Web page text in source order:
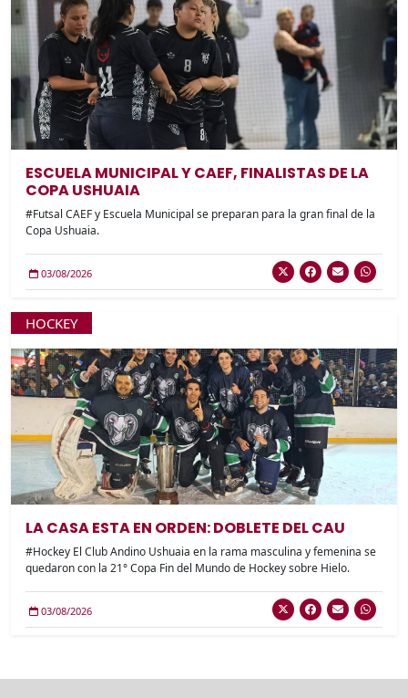
ESCUELA MUNICIPAL Y CAEF, FINALISTAS DE LA
COPA USHUAIA
#Futsal CAEF y Escuela Municipal se preparan para la gran final de la
Copa Ushuaia.
03/08/2026
HOCKEY
LA CASA ESTA EN ORDEN: DOBLETE DEL CAU
#Hockey El Club Andino Ushuaia en la rama masculina y femenina se
quedaron con la 21° Copa Fin del Mundo de Hockey sobre Hielo.
03/08/2026